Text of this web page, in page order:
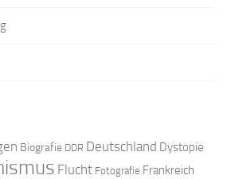
Biografie DDR Deutschland Dystopie
Flucht Fotografie Frankreich